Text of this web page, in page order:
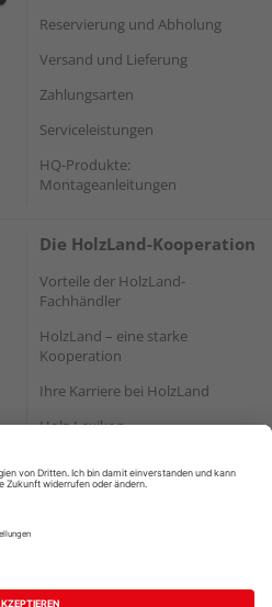
Reservierung und Abholung
Versand und Lieferung
Zahlungsarten
Serviceleistungen
HQ-Produkte:
Montageanleitungen
Die HolzLand-Kooperation
Vorteile der HolzLand-
Fachhändler
HolzLand – eine starke
Kooperation
Ihre Karriere bei HolzLand
Holz-Lexikon
Nutzungsbedingungen